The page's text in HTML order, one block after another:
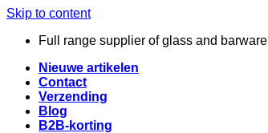
Skip to content
Full range supplier of glass and barware
Nieuwe artikelen
Contact
Verzending
Blog
B2B-korting